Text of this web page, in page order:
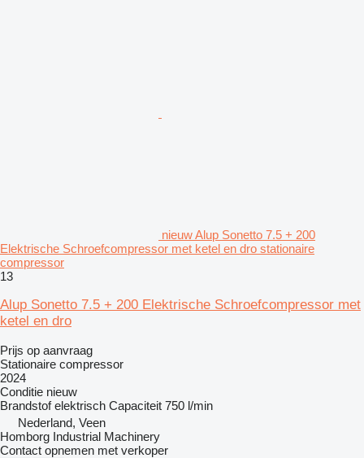
nieuw Alup Sonetto 7.5 + 200
Elektrische Schroefcompressor met ketel en dro stationaire
compressor
13
Alup Sonetto 7.5 + 200 Elektrische Schroefcompressor met
ketel en dro
Prijs op aanvraag
Stationaire compressor
2024
Conditie nieuw
Brandstof elektrisch Capaciteit 750 l/min
Nederland, Veen
Homborg Industrial Machinery
Contact opnemen met verkoper